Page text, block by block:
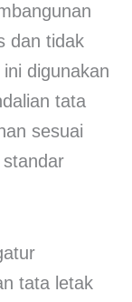
dan tidak
digunakan
tata
sesuai
tata letak